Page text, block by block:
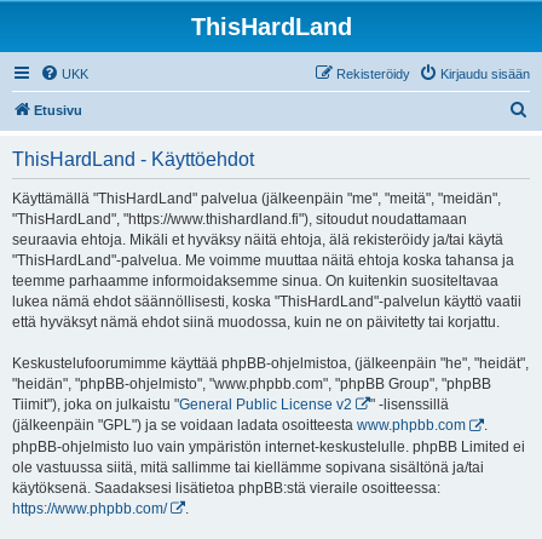
ThisHardLand
UKK Kirjaudu sisään
Rekisteröidy
Etusivu
ThisHardLand - Käyttöehdot
Käyttämällä "ThisHardLand" palvelua (jälkeenpäin "me", "meitä", "meidän",
"ThisHardLand", "https://www.thishardland.fi"), sitoudut noudattamaan
seuraavia ehtoja. Mikäli et hyväksy näitä ehtoja, älä rekisteröidy ja/tai käytä
"ThisHardLand"-palvelua. Me voimme muuttaa näitä ehtoja koska tahansa ja
teemme parhaamme informoidaksemme sinua. On kuitenkin suositeltavaa
lukea nämä ehdot säännöllisesti, koska "ThisHardLand"-palvelun käyttö vaatii
että hyväksyt nämä ehdot siinä muodossa, kuin ne on päivitetty tai korjattu.
Keskustelufoorumimme käyttää phpBB-ohjelmistoa, (jälkeenpäin "he", "heidät",
"heidän", "phpBB-ohjelmisto", "www.phpbb.com", "phpBB Group", "phpBB
Tiimit"), joka on julkaistu "General Public License v2
" -lisenssillä
(jälkeenpäin "GPL") ja se voidaan ladata osoitteesta www.phpbb.com
.
phpBB-ohjelmisto luo vain ympäristön internet-keskustelulle. phpBB Limited ei
ole vastuussa siitä, mitä sallimme tai kiellämme sopivana sisältönä ja/tai
käytöksenä. Saadaksesi lisätietoa phpBB:stä vieraile osoitteessa:
https://www.phpbb.com/